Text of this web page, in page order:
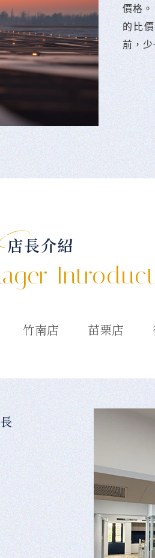
價格
的比
前，
店長介紹
竹南店 苗栗店